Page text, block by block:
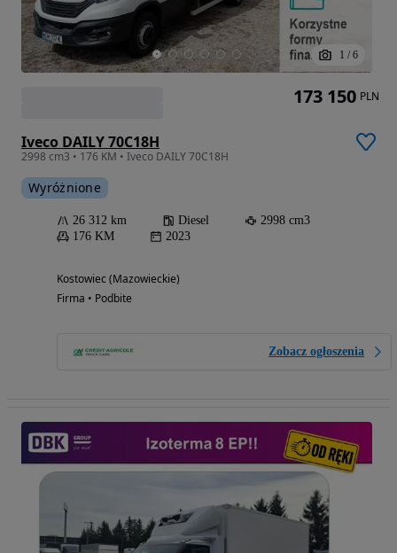
1 / 6
Iveco DAILY 70C18H
2998 cm3 • 176 KM • Iveco DAILY 70C18H
Wyróżnione
26 312 km Diesel
2998 cm3
176 KM
2023
Kostowiec (Mazowieckie)
Firma • Podbite
Zobacz ogłoszenia
173 150 PLN